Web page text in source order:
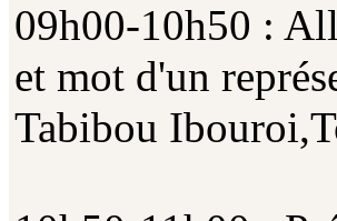
09h00-10h50 :
et mot d'un
Tabibou